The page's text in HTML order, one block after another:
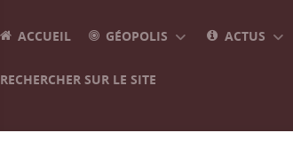
ACCUEIL GÉOPOLIS ACTUS
RECHERCHER SUR LE SITE